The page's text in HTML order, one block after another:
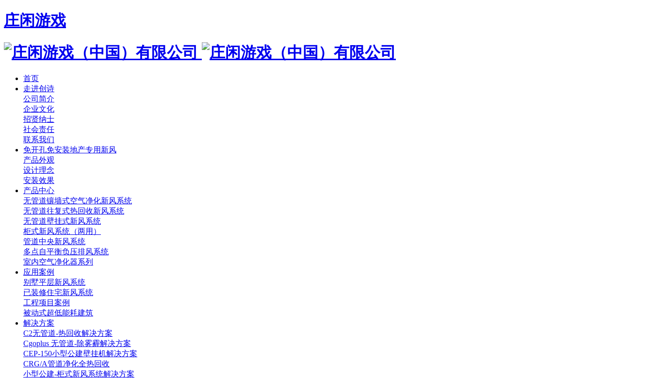
庄闲游戏
首页
走进创诗
公司简介
企业文化
招贤纳士
社会责任
联系我们
免开孔免安装地产专用新风
产品外观
设计理念
安装效果
产品中心
无管道镶墙式空气净化新风系统
无管道往复式热回收新风系统
无管道壁挂式新风系统
柜式新风系统（两用）
管道中央新风系统
多点自平衡负压排风系统
室内空气净化器系列
应用案例
别墅平层新风系统
已装修住宅新风系统
工程项目案例
被动式超低能耗建筑
解决方案
C2无管道-热回收解决方案
Cgoplus 无管道-除雾霾解决方案
CEP-150小型公建壁挂机解决方案
CRG/A管道净化全热回收
小型公建-柜式新风系统解决方案